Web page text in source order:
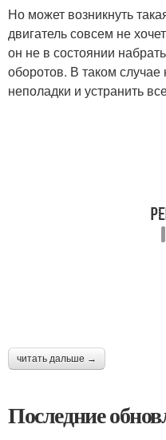
Но может возникнуть
двигатель совсем не
он не в состоянии
оборотов. В таком
неполадки и устранить
читать дальше →
Последние